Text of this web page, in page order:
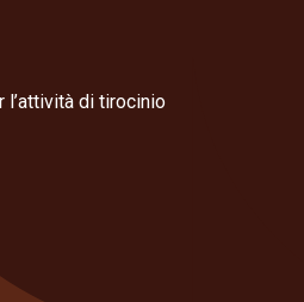
l’attività di tirocinio